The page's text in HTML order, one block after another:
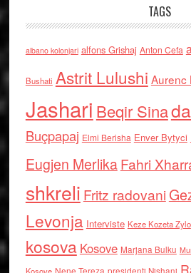
TAGS
albano kolonjari alfons Grishaj Anton Cefa
Bushati Astrit Lulushi Aurenc
Jashari Beqir Sina
Buçpapaj Elmi Berisha Enver Bytyci
Eugjen MerlikaFahri
shkreli Fritz radovani
Levonja Interviste Keze Kozeta Zylo
kosova Kosove Marjana Bulku
Kosove Nene Tereza presidenti Nishani